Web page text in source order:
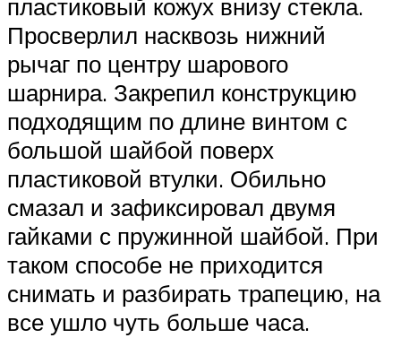
пластиковый кожух внизу стекла.
Просверлил насквозь нижний
рычаг по центру шарового
шарнира. Закрепил конструкцию
подходящим по длине винтом с
большой шайбой поверх
пластиковой втулки. Обильно
смазал и зафиксировал двумя
гайками с пружинной шайбой. При
таком способе не приходится
снимать и разбирать трапецию, на
все ушло чуть больше часа.